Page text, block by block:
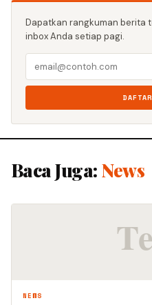
Dapatkan rangkuman berita
inbox Anda setiap pagi.
Baca Juga: News
NEWS